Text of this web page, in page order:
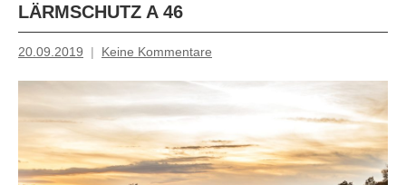
LÄRMSCHUTZ A 46
20.09.2019
Inge
Grau
Keine Kommentare